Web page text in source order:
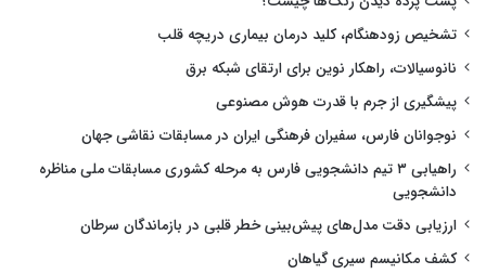
تشخیص زودهنگام، کلید درمان بیماری دریچه قلب
نانوسیالات، راهکار نوین برای ارتقای شبکه برق
پیشگیری از جرم با قدرت هوش مصنوعی
نوجوانان فارس، سفیران فرهنگی ایران در مسابقات نقاشی جهان
راهیابی ۳ تیم دانشجویی فارس به مرحله کشوری مسابقات ملی مناظره
دانشجویی
ارزیابی دقت مدل‌های پیش‌بینی خطر قلبی در بازماندگان سرطان
کشف مکانیسم سیری گیاهان